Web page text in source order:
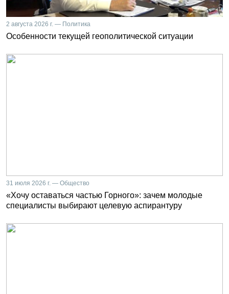
2 августа 2026 г. — Политика
Особенности текущей геополитической ситуации
31 июля 2026 г. — Общество
«Хочу оставаться частью Горного»: зачем молодые
специалисты выбирают целевую аспирантуру